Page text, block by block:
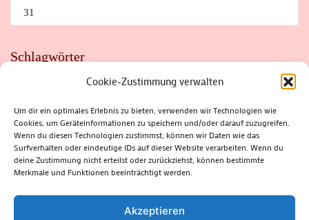
Cookie-Zustimmung verwalten
Um dir ein optimales Erlebnis zu bieten, verwenden wir Technologien wie
Cookies, um Geräteinformationen zu speichern und/oder darauf zuzugreifen.
Wenn du diesen Technologien zustimmst, können wir Daten wie das
Surfverhalten oder eindeutige IDs auf dieser Website verarbeiten. Wenn du
deine Zustimmung nicht erteilst oder zurückziehst, können bestimmte
Merkmale und Funktionen beeinträchtigt werden.
Akzeptieren
31
Schlagwörter
FAHRRAD
FLOHMARKT FOLK GEWINNSPIEL
HITZE
HITZEFALLE AUTO
IRISH DANCE JAZZ
KABARETT
KINDER
KIRMES KLASSIK
KLEINE SUHLER REIHE
KRIMI
KULTUR LESUNG LOTTO
MEININGEN
PARASITEN
PILZE SCHLEUSINGEN
SCHULWEG
SOMMERFERIEN
SPORT SRH
STADTFEST
STADTMARKETING
STRASSENSPERRUNG
SUHL
SUHLER FRÜHLING
SUHLER STADTMARKETING
THÜRINGER WALD
ZELLA-MEHLIS